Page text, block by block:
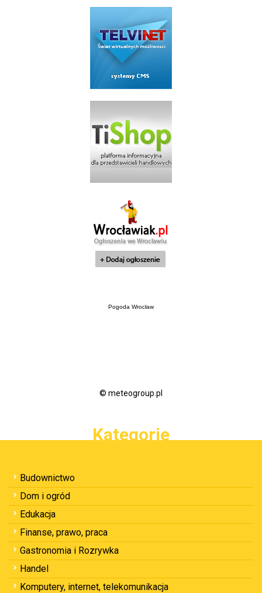
Pogoda Wrocław
© meteogroup.pl
Kategorie
Budownictwo
Dom i ogród
Edukacja
Finanse, prawo, praca
Gastronomia i Rozrywka
Handel
Komputery, internet, telekomunikacja